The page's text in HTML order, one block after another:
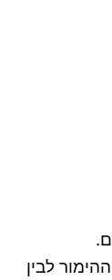
ההימור לבין